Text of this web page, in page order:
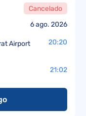
6 ago. 2026
Cancelado
Airport
20:20
21:02